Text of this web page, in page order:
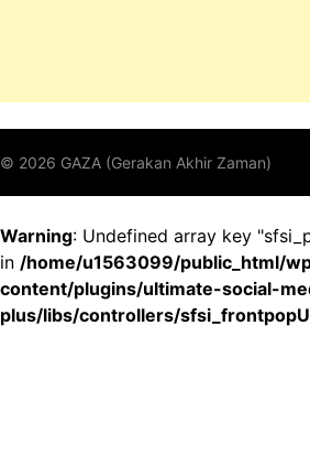
Warning: Undefined array key
in /home/u1563099/public_html/
content/plugins/ultimate-social-
plus/libs/controllers/